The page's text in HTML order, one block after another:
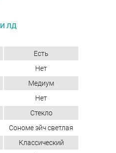
ЛД
Есть
Нет
Медиум
Нет
Стекло
Сономе эйч светлая
Классический